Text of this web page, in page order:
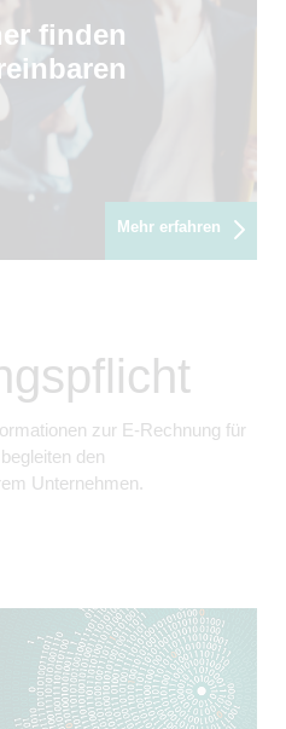
finden
Mehr erfahren
zur E-Rechnung für
den
Unternehmen.